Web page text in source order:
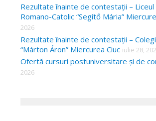
Rezultate înainte de contestații –
Romano-Catolic “Segítő Mária”
2026
Rezultate înainte de contestații –
“Márton Áron” Miercurea Ciuc iulie 28,
Ofertă cursuri postuniversitare și de
2026